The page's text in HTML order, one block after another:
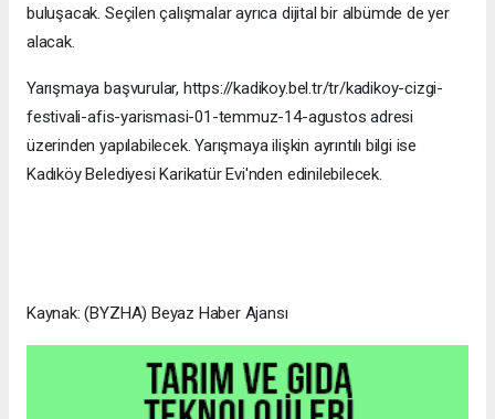
buluşacak. Seçilen çalışmalar ayrıca dijital bir albümde de yer
alacak.
Yarışmaya başvurular, https://kadikoy.bel.tr/tr/kadikoy-cizgi-
festivali-afis-yarismasi-01-temmuz-14-agustos adresi
üzerinden yapılabilecek. Yarışmaya ilişkin ayrıntılı bilgi ise
Kadıköy Belediyesi Karikatür Evi'nden edinilebilecek.
Kaynak: (BYZHA) Beyaz Haber Ajansı